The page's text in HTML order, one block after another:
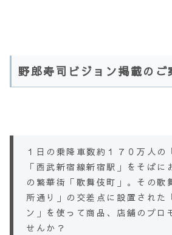
野郎寿司ビジョン掲載のご
１日の乗降車数約１７０万人の
「西武新宿線新宿駅」をそばに
の繁華街「歌舞伎町」。その歌
所通り」の交差点に設置された
ン」を使って商品、店舗のプロ
せんか？